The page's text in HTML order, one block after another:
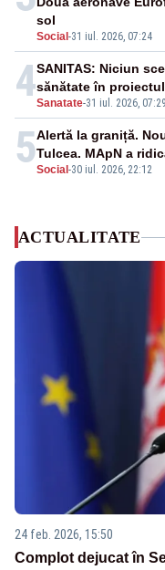
Social -31 iul. 2026, 07:24
sol
4Sanatate-31 iul. 2026, 07:29
SANITAS: Niciun
sănătate în
5Social -30 iul. 2026, 22:12
Alertă la graniță.
Tulcea. MApN a
ACTUALITATE
24 feb. 2026, 15:50
Complot dejucat în